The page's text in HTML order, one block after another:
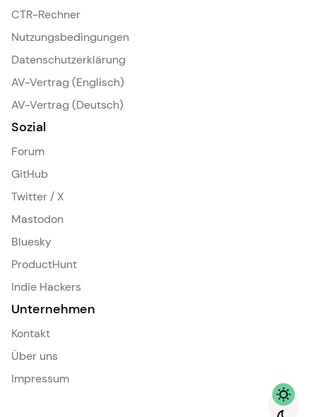
CTR-Rechner
Nutzungsbedingungen
Datenschutzerklärung
AV-Vertrag (Englisch)
AV-Vertrag (Deutsch)
Sozial
Forum
GitHub
Twitter / X
Mastodon
Bluesky
ProductHunt
Indie Hackers
Unternehmen
Kontakt
Über uns
Impressum